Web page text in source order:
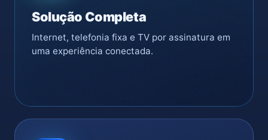
Solução Completa
Internet, telefonia fixa e TV por assinatura em
uma experiência conectada.